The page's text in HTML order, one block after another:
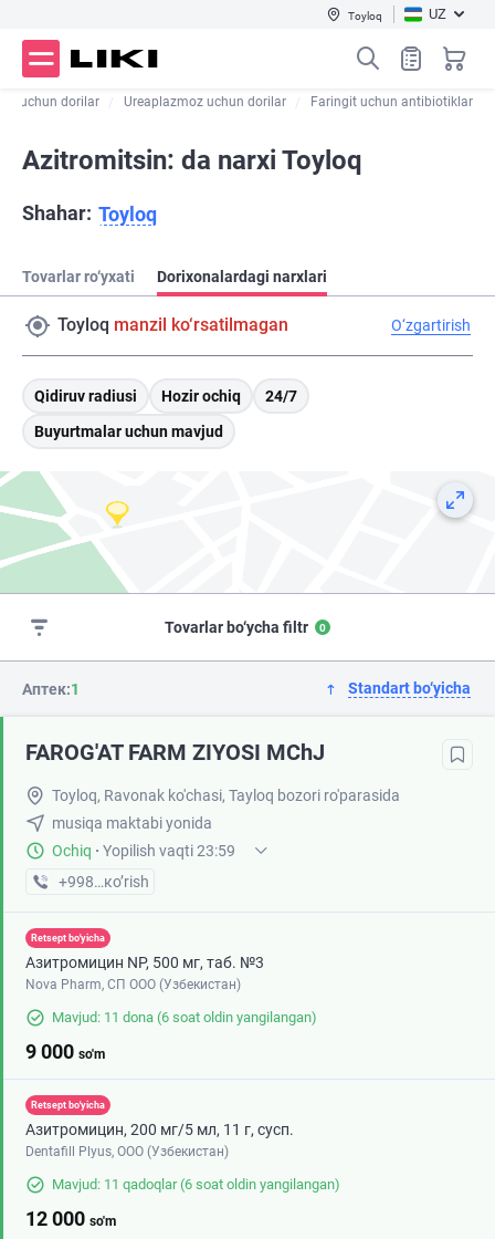
Toyloq UZ
uchun dorilar Ureaplazmoz uchun dorilar Faringit uchun antibiotiklar
Azitromitsin: da narxi Toyloq
Shahar: Toyloq
Tovarlar ro‘yxati Dorixonalardagi narxlari
Toyloq manzil ko‘rsatilmagan O‘zgartirish
Qidiruv radiusi Hozir ochiq
24/7
Buyurtmalar uchun mavjud
Tovarlar bo‘ycha filtr 0
Аптек:1 Standart bo‘yicha
FAROG'AT FARM ZIYOSI MChJ
Toyloq, Ravonak ko'chasi, Tayloq bozori ro'parasida
musiqa maktabi yonida
Ochiq · Yopilish vaqti 23:59
+998 (99) XXX-XX-XX
кo’rish
Retsept bo'yicha
Азитромицин NP, 500 мг, таб. №3
Nova Pharm, СП ООО (Узбекистан)
Mavjud: 11 dona (6 soat oldin yangilangan)
9 000 so'm
Retsept bo'yicha
Азитромицин, 200 мг/5 мл, 11 г, сусп.
Dentafill Plyus, ООО (Узбекистан)
Mavjud: 11 qadoqlar(6 soat oldin yangilangan)
12 000 so'm